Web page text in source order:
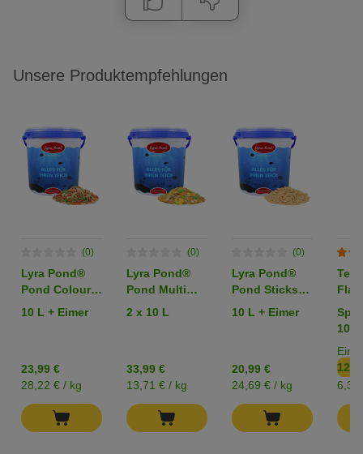
Unsere Produktempfehlungen
(0)
Lyra Pond®
Pond Colour
Sticks Koi Mix
10 L + Eimer
23,99 €
28,22 € / kg
(0)
Lyra Pond®
Pond Multi
Flakes
2 x 10 L
33,99 €
13,71 € / kg
(0)
Lyra Pond®
Pond Sticks
Fischfutter
10 L + Eimer
20,99 €
24,69 € / kg
6,35